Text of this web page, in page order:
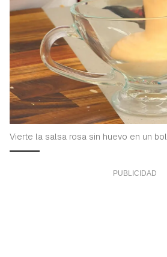
Vierte la salsa rosa sin huevo en un bol